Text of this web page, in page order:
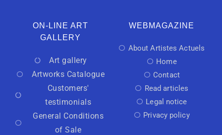
ON-LINE ART
GALLERY
Art gallery
Artworks Catalogue
Customers'
testimonials
General Conditions
of Sale
WEBMAGAZINE
About Artistes Actuels
Home
Contact
Read articles
Legal notice
Privacy policy